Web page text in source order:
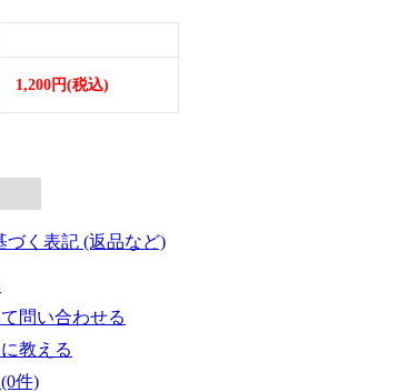
1,200円(税込)
づく表記 (返品など)
問い合わせる
教える
件)